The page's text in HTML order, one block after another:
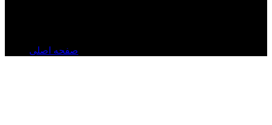
صفحه اصلی